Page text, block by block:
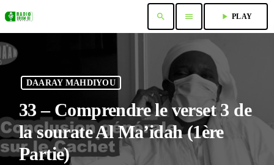
search menu play_arrow PLAY
DAARAY MAHDIYOU
33 – Comprendre le verset 3 de
la sourate Al Ma’idah (1ère
Partie)